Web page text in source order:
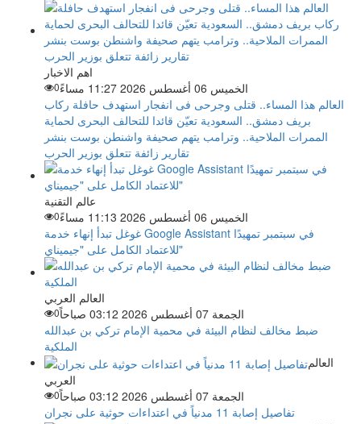
اهم الاخبار
الخميس 06 أغسطس 2026 11:27 مساءً
0
العالم هذا المساء.. قتلى وجرحى فى انفجار استهدف حافلة ركاب
بريف دمشق.. السعودية تعيّن قائدا للتحالف البحرى لحماية
الممرات الملاحية.. وترامب يتهم صحيفة واشنطن بوست بنشر
تقارير زائفة تتعلق بوزير الحرب
عالم التقنية
الخميس 06 أغسطس 2026 11:13 مساءً
0
غوغل تبدأ إنهاء خدمة Google Assistant في سبتمبر تمهيدًا
للاعتماد الكامل على "جيميناي"
العالم العربي
الجمعة 07 أغسطس 2026 03:12 صباحاً
0
ضبط مخالف لنظام البيئة في محمية الإمام تركي بن عبدالله
الملكية
العالم
العربي
الجمعة 07 أغسطس 2026 03:12 صباحاً
0
تفاصيل إصابة 11 مدنياً في اعتداءات حوثية على نجران